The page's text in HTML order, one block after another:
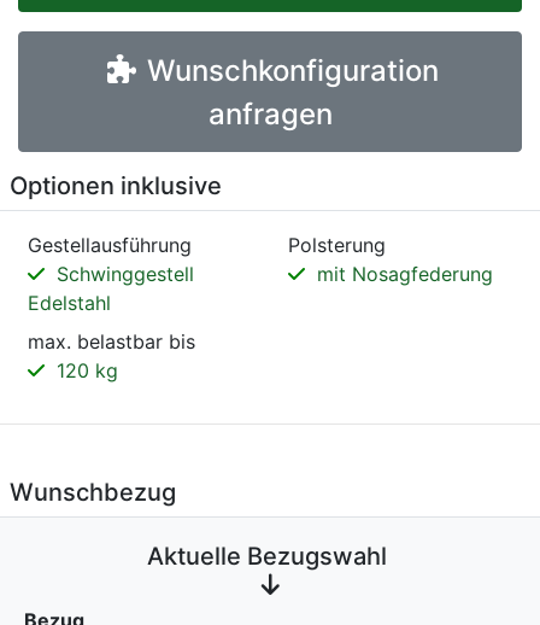
Wunschkonfiguration
anfragen
Optionen inklusive
Gestellausführung
Schwinggestell
Edelstahl
Polsterung
mit Nosagfederung
max. belastbar bis
120 kg
Wunschbezug
Aktuelle Bezugswahl